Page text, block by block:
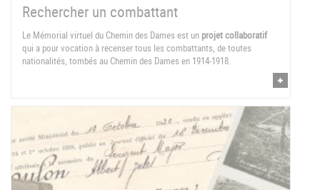
Rechercher un combattant
Le Mémorial virtuel du Chemin des Dames est un projet collaboratif
qui a pour vocation à recenser tous les combattants, de toutes
nationalités, tombés au Chemin des Dames en 1914-1918.